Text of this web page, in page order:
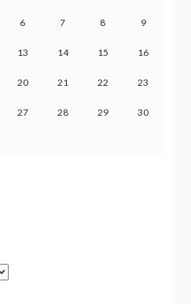
6 7 8 9
13 14 15 16
20 21 22 23
27 28 29 30